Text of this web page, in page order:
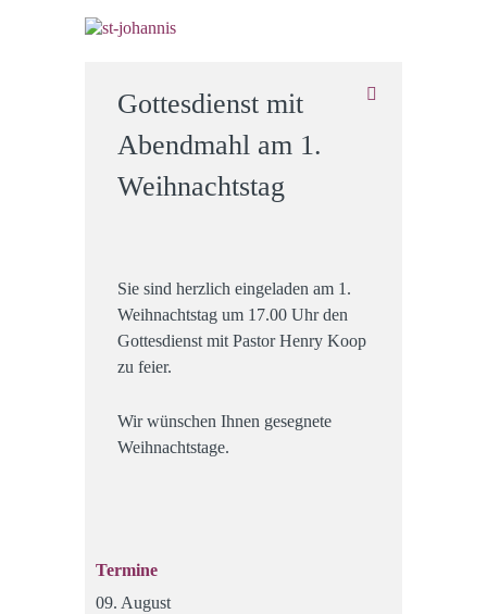
Gottesdienst mit
Abendmahl am 1.
Weihnachtstag
Sie sind herzlich eingeladen am 1.
Weihnachtstag um 17.00 Uhr den
Gottesdienst mit Pastor Henry Koop
zu feier.
Wir wünschen Ihnen gesegnete
Weihnachtstage.
Termine
09. August